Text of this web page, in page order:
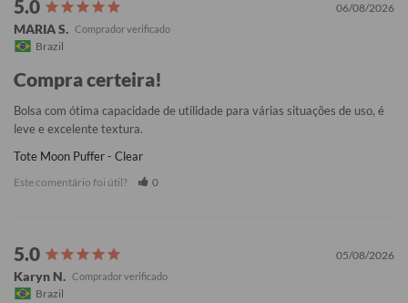
06/08/2026
MARIA S.
Brazil
Compra certeira!
Bolsa com ótima capacidade de utilidade para várias situações de uso, é
leve e excelente textura.
Tote Moon Puffer - Clear
Este comentário foi útil? 0
05/08/2026
Karyn N.
Brazil